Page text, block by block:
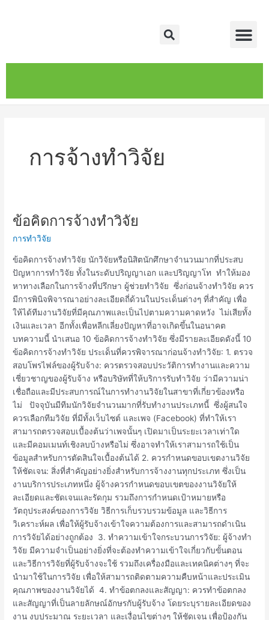
Search
การจ้างทำวิจัย
ข้อคิดการจ้างทำวิจัย
การทำวิจัย
ข้อคิดการจ้างทำวิจัย นักวิจัยหรือนิสิตนักศึกษาจำนวนมากที่ประสบ
ปัญหาการทำวิจัย ทั้งในระดับปริญญาเอก และปริญญาโท ทำให้มอง
หาทางเลือกในการจ้างที่ปรึกษา ผู้ช่วยทำวิจัย ซึ่งก่อนจ้างทำวิจัย ควร
มีการพินิจพิจารณาอย่างละเอียดถี่ด้วนในประเด็นต่างๆ ที่สำคัญ เพื่อ
ให้ได้ทีมงานวิจัยที่มีคุณภาพและเป็นไปตามความคาดหวัง ไม่เสียทั้ง
เงินและเวลา อีกทั้งเพื่อหลีกเลี่ยงปัญหาที่อาจเกิดขึ้นในอนาคต
บทความนี้ นำเสนอ 10 ข้อคิดการจ้างทำวิจัย ซึ่งมีรายละเอียดดังนี้ 10
ข้อคิดการจ้างทำวิจัย ประเด็นที่ควรพิจารณาก่อนจ้างทำวิจัย: 1. ตรวจ
สอบโพรไฟล์ของผู้รับจ้าง: ควรตรวจสอบประวัติการทำงานและความ
เชี่ยวชาญของผู้รับจ้าง หรือบริษัทที่ให้บริการรับทำวิจัย ว่ามีความน่า
เชื่อถือและมีประสบการณ์ในการทำงานวิจัยในสาขาที่เกี่ยวข้องหรือ
ไม่ ปัจจุบันมีทีมนักวิจัยจำนวนมากที่รับทำงานประเภทนี้ ซึ่งผู้สนใจ
ควรเลือกทีมวิจัย ที่มีทั้งเว็บไซต์ และเพจ (Facebook) ที่ทำให้เรา
สามารถตรวจสอบเบื้องต้นว่าเพจนั้นๆ เปิดมาเป็นระยะเวลาเท่าใด
และมีคอมเมนท์เชิงลบบ้างหรือไม่ ซึ่งอาจทำให้เราสามารถใช้เป็น
ข้อมูลสำหรับการตัดสินใจเบื้องต้นได้ 2. ควรกำหนดขอบเขตงานวิจัย
ให้ชัดเจน: สิ่งที่สำคัญอย่างยิ่งสำหรับการจ้างงานทุกประเภท ซึ่งเป็น
งานบริการประเภทหนึ่ง ผู้จ้างควรกำหนดขอบเขตของงานวิจัยให้
ละเอียดและชัดเจนและรัดกุม รวมถึงการกำหนดเป้าหมายหรือ
วัตถุประสงค์ของการวิจัย วิธีการเก็บรวบรวมข้อมูล และวิธีการ
วิเคราะห์ผล เพื่อให้ผู้รับจ้างเข้าใจความต้องการและสามารถดำเนิน
การวิจัยได้อย่างถูกต้อง 3. ทำความเข้าใจกระบวนการวิจัย: ผู้จ้างทำ
วิจัย มีความจำเป็นอย่างยิ่งที่จะต้องทำความเข้าใจเกี่ยวกับขั้นตอน
และวิธีการวิจัยที่ผู้รับจ้างจะใช้ รวมถึงเครื่องมือและเทคนิคต่างๆ ที่จะ
นำมาใช้ในการวิจัย เพื่อให้สามารถติดตามความคืบหน้าและประเมิน
คุณภาพของงานวิจัยได้ 4. ทำข้อตกลงและสัญญา: ควรทำข้อตกลง
และสัญญาที่เป็นลายลักษณ์อักษรกับผู้รับจ้าง โดยระบุรายละเอียดของ
งาน งบประมาณ ระยะเวลา และเงื่อนไขต่างๆ ให้ชัดเจน เพื่อป้องกัน
ข้อคิด
จ้าง
ทำ
วิจัย